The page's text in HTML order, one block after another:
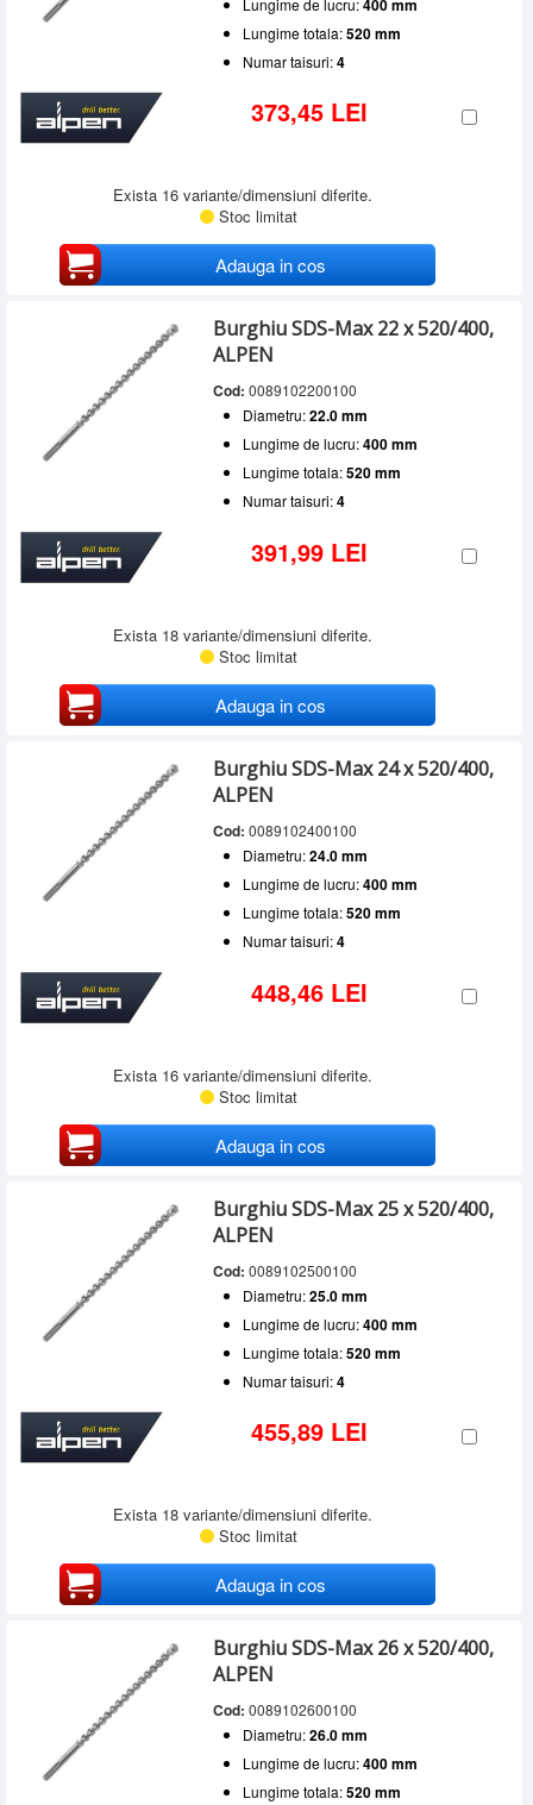
400 mm
Lungime totala:520 mm
Numar taisuri:4
373,45 LEI
Exista 16 variante/dimensiuni diferite.
Stoc limitat
Adauga in cos
Burghiu SDS-Max 22 x 520/400,
ALPEN
Cod: 0089102200100
Diametru:22.0 mm
Lungime de lucru:400 mm
Lungime totala:520 mm
Numar taisuri:4
391,99 LEI
Exista 18 variante/dimensiuni diferite.
Stoc limitat
Adauga in cos
Burghiu SDS-Max 24 x 520/400,
ALPEN
Cod: 0089102400100
Diametru:24.0 mm
Lungime de lucru:400 mm
Lungime totala:520 mm
Numar taisuri:4
448,46 LEI
Exista 16 variante/dimensiuni diferite.
Stoc limitat
Adauga in cos
Burghiu SDS-Max 25 x 520/400,
ALPEN
Cod: 0089102500100
Diametru:25.0 mm
Lungime de lucru:400 mm
Lungime totala:520 mm
Numar taisuri:4
455,89 LEI
Exista 18 variante/dimensiuni diferite.
Stoc limitat
Adauga in cos
Burghiu SDS-Max 26 x 520/400,
ALPEN
Cod: 0089102600100
Diametru:26.0 mm
Lungime de lucru:400 mm
Lungime totala:520 mm